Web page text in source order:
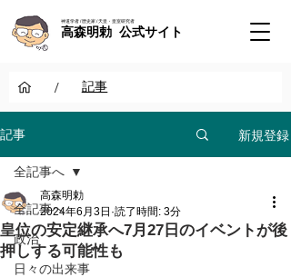
神道学者 / 歴史家 / 天皇・皇室研究者
高森明勅 公式サイト
/ 記事
記事 新規登録
全記事へ
政治
日々の出来事
全記事へ
皇位の安定継承へ7月27日のイベントが後
押しする可能性も
高森明勅
2024年6月3日 読了時間: 3分